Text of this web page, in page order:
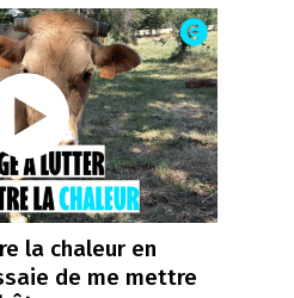
la chaleur en
de me mettre